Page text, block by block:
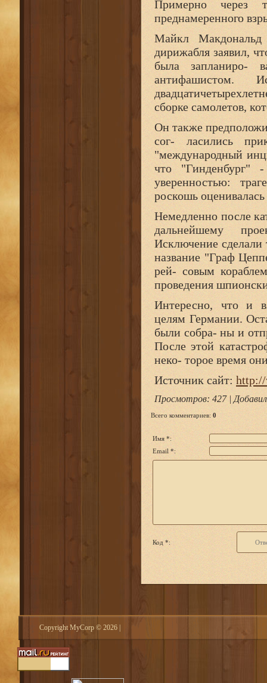
Примерно через
преднамеренного
Майкл
дирижабля заявил,
была запланиро-
антифашистом.
сборке самолетов,
Он также
сог- ласились
"международный
что "Гинденбург"
уверенностью:
роскошь
Немедленно после
дальнейшему
Исключение сделали
название "Граф
рей- совым
проведения
Интересно, что и
целям Германии.
были собра- ны и
После этой
неко- торое время
Источник сайт:
Просмотров: 427 | Добавил
Всего комментариев: 0
Имя *:
Email *:
Код *:
Copyright MyCorp © 2026